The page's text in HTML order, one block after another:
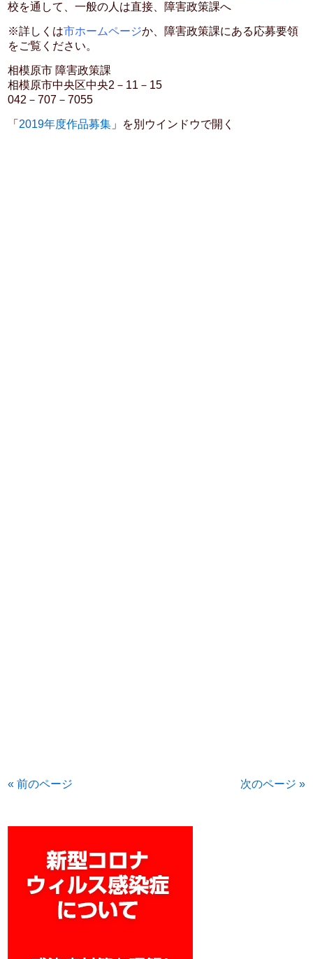
校を通して、一般の人は直接、障害政策課へ
※詳しくは市ホームページか、障害政策課にある応募要領
をご覧ください。
相模原市 障害政策課
相模原市中央区中央2－11－15
042－707－7055
「 2019年度作品募集 」を別ウインドウで開く
« 前のページ 次のページ »